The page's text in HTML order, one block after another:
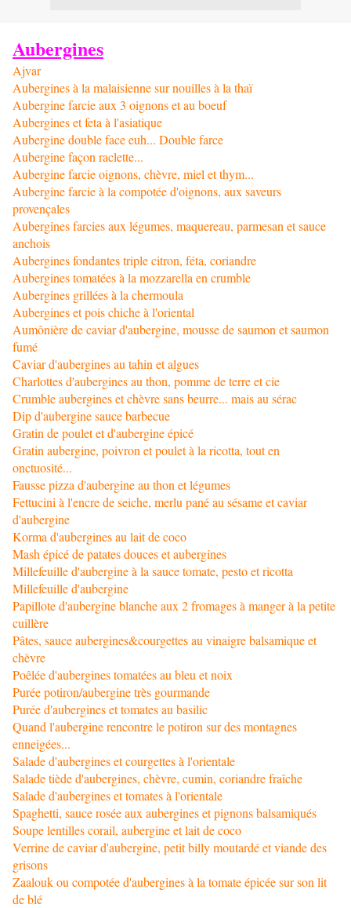
Aubergines
Ajvar
Aubergines à la malaisienne sur nouilles à la thaï
Aubergine farcie aux 3 oignons et au boeuf
Aubergines et feta à l'asiatique
Aubergine double face euh... Double farce
Aubergine façon raclette...
Aubergine farcie oignons, chèvre, miel et thym...
Aubergine farcie à la compotée d'oignons, aux saveurs
provençales
Aubergines farcies aux légumes, maquereau, parmesan et sauce
anchois
Aubergines fondantes triple citron, féta, coriandre
Aubergines tomatées à la mozzarella en crumble
Aubergines grillées à la chermoula
Aubergines et pois chiche à l'oriental
Aumônière de caviar d'aubergine, mousse de saumon et saumon
fumé
Caviar d'aubergines au tahin et algues
Charlottes d'aubergines au thon, pomme de terre et cie
Crumble aubergines et chèvre sans beurre... mais au sérac
Dip d'aubergine sauce barbecue
Gratin de poulet et d'aubergine épicé
Gratin aubergine, poivron et poulet à la ricotta, tout en
onctuosité...
Fausse pizza d'aubergine au thon et légumes
Fettucini à l'encre de seiche, merlu pané au sésame et caviar
d'aubergine
Korma d'aubergines au lait de coco
Mash épicé de patates douces et aubergines
Millefeuille d'aubergine à la sauce tomate, pesto et ricotta
Millefeuille d'aubergine
Papillote d'aubergine blanche aux 2 fromages à manger à la petite
cuillère
Pâtes, sauce aubergines&courgettes au vinaigre balsamique et
chèvre
Poêlée d'aubergines tomatées au bleu et noix
Purée potiron/aubergine très gourmande
Purée d'aubergines et tomates au basilic
Quand l'aubergine rencontre le potiron sur des montagnes
enneigées...
Salade d'aubergines et courgettes à l'orientale
Salade tiède d'aubergines, chèvre, cumin, coriandre fraîche
Salade d'aubergines et tomates à l'orientale
Spaghetti, sauce rosée aux aubergines et pignons balsamiqués
Soupe lentilles corail, aubergine et lait de coco
Verrine de caviar d'aubergine, petit billy moutardé et viande des
grisons
Zaalouk ou compotée d'aubergines à la tomate épicée sur son lit
de blé